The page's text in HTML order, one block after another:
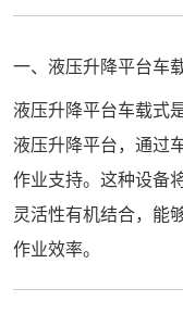
一、液压升降平台车
液压升降平台车载式
液压升降平台，通过
作业支持。这种设备
灵活性有机结合，能
作业效率。